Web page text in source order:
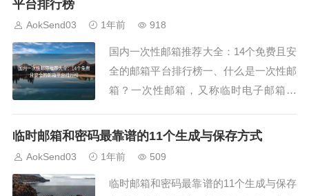
文将为大家介绍常用的11个一次性邮箱地
址获取网站...
平台排行榜
AokSend03 1年前 918
国内一次性邮箱推荐大全：14个免费且安
全的邮箱平台排行榜一、什么是一次性邮
箱？一次性邮箱，又称临时电子邮箱网
号码的情况下，快速生成一个临时邮箱地
尤其适合保护用户隐私。如今，越来越多
临时邮箱和密码最靠谱的11个生成与保存方式
AokSend03 1年前 509
临时邮箱和密码最靠谱的11个生成与保存